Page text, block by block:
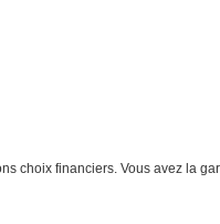
financiers. Vous avez la